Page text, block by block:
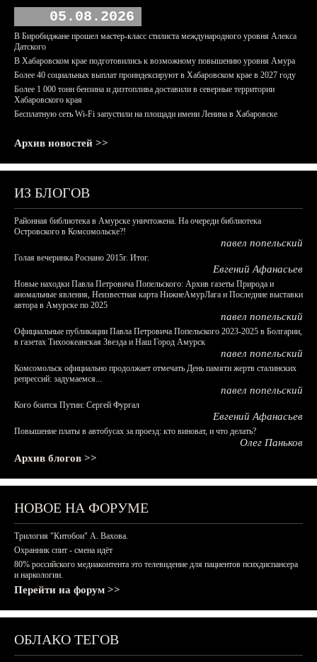
05.08.2026
В Биробиджане прошел мастер-класс стилиста международного уровня Алекса
Датского
В Хабаровском крае подготовились к возможному повышению уровня Амура
Более 40 социальных выплат проиндексируют в Хабаровском крае в 2027 году
Более 1 000 тонн бензина и дизтоплива доставили в северные территории
Хабаровского края
Бесплатную сеть Wi-Fi запустили на площади имени Ленина в Хабаровске
Архив новостей >>
ИЗ БЛОГОВ
Районная библиотека в Амурске уничтожена. На очереди библиотека
Островского в Комсомольске?!
павел попельский
Голая вечеринка Роснано 2015г. Итог.
Евгений Афанасьев
Новые находки Павла Петровича Попельского: Архив газеты Природа и
аномальные явления, Неизвестная карта НижнеАмурЛага и Последние выставки
автора в Амурске по 2025
павел попельский
Официальные публикации Павла Петровича Попельского 2023-2025 в Болгарии,
в газетах Тихоокеанская Звезда и Наш Город Амурск
павел попельский
Комсомольск официально продолжает отмечать День памяти жертв сталинских
репрессий: задумаемся...
павел попельский
Кого боится Путин: Сергей Фургал
Евгений Афанасьев
Повышение платы в автобусах за проезд: кто виноват, и что делать?
Олег Паньков
Архив блогов >>
НОВОЕ НА ФОРУМЕ
Трилогия "Китобои" А. Вахова.
Охранник спит - смена идёт
80% российского медиаконтента это телевидение для пациентов психдиспансера
и наркологии.
Перейти на форум >>
ОБЛАКО ТЕГОВ